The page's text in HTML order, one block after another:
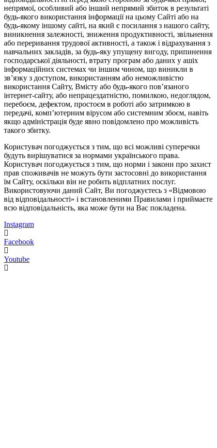
непрямої, особливий або інший непрямий збиток в результаті
будь-якого використання інформації на цьому Сайті або на
будь-якому іншому сайті, на який є посилання з нашого сайту,
виникнення залежності, зниження продуктивності, звільнення
або переривання трудової активності, а також і відрахування з
навчальних закладів, за будь-яку упущену вигоду, припинення
господарської діяльності, втрату програм або даних у ашіх
інформаційних системах чи іншим чином, що виникли в
зв’язку з доступом, використанням або неможливістю
використання Сайту, Вмісту або будь-якого пов’язаного
інтернет-сайту, або непрацездатністю, помилкою, недоглядом,
перебоєм, дефектом, простоєм в роботі або затримкою в
передачі, комп’ютерним вірусом або системним збоєм, навіть
якщо адміністрація буде явно повідомлено про можливість
такого збитку.
Користувач погоджується з тим, що всі можливі суперечки
будуть вирішуватися за нормами українського права.
Користувач погоджується з тим, що норми і закони про захист
прав споживачів не можуть бути застосовні до використання
їм Сайту, оскільки він не робить відплатних послуг.
Використовуючи даний Сайт, Ви погоджуєтесь з «Відмовою
від відповідальності» і встановленими Правилами і приймаєте
всю відповідальність, яка може бути на Вас покладена.
Instagram
Facebook
Youtube